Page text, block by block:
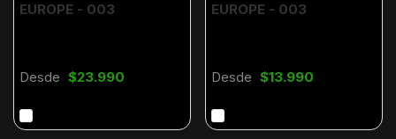
EUROPE - 003
Desde $23.990
EUROPE - 003
Desde $13.990